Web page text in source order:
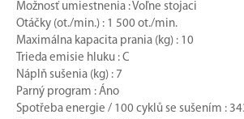
Možnosť umiestnenia : Voľne stojaci
Otáčky (ot./min.) : 1 500 ot./min.
Maximálna kapacita prania (kg) : 10
Trieda emisie hluku : C
Náplň sušenia (kg) : 7
Parný program : Áno
Spotřeba energie / 100 cyklů se sušením :